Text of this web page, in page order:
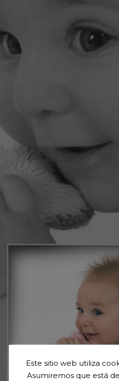
Este sitio web utiliza
Asumiremos que está